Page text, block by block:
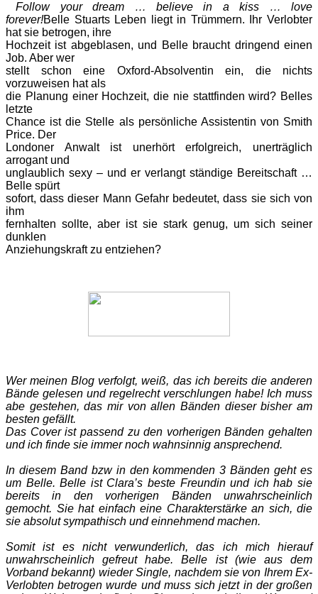
Follow your dream … believe in a kiss … love
forever!Belle Stuarts Leben liegt in Trümmern. Ihr Verlobter
hat sie betrogen, ihre
Hochzeit ist abgeblasen, und Belle braucht dringend einen
Job. Aber wer
stellt schon eine Oxford-Absolventin ein, die nichts
vorzuweisen hat als
die Planung einer Hochzeit, die nie stattfinden wird? Belles
letzte
Chance ist die Stelle als persönliche Assistentin von Smith
Price. Der
Londoner Anwalt ist unerhört erfolgreich, unerträglich
arrogant und
unglaublich sexy – und er verlangt ständige Bereitschaft …
Belle spürt
sofort, dass dieser Mann Gefahr bedeutet, dass sie sich von
ihm
fernhalten sollte, aber ist sie stark genug, um sich seiner
dunklen
Anziehungskraft zu entziehen?
Wer meinen Blog verfolgt, weiß, das ich bereits die anderen
Bände gelesen und regelrecht verschlungen habe! Ich muss
abe gestehen, das mir von allen Bänden dieser bisher am
besten gefällt.
Das Cover ist passend zu den vorherigen Bänden gehalten
und ich finde sie immer noch wahnsinnig ansprechend.
In diesem Band bzw in den kommenden 3 Bänden geht es
um Belle. Belle ist Clara’s beste Freundin und ich hab sie
bereits in den vorherigen Bänden unwahrscheinlich
gemocht. Sie hat einfach eine Charakterstärke an sich, die
sie absolut sympathisch und einnehmend machen.
Somit ist es nicht verwunderlich, das ich mich hierauf
unwahrscheinlich gefreut habe. Belle ist (wie aus dem
Vorband bekannt) wieder Single, nachdem sie von Ihrem Ex-
Verlobten betrogen wurde und muss sich jetzt in der großen